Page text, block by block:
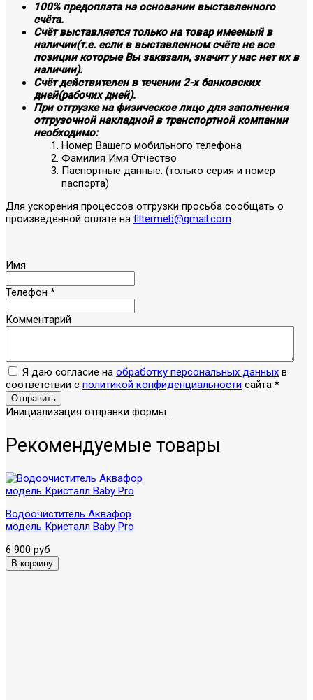
100% предоплата на основании выставленного
счёта.
Счёт выставляется только на товар имеемый в
наличии(т.е. если в выставленном счёте не все
позиции которые Вы заказали, значит у нас нет их в
наличии).
Счёт действителен в течении 2-х банковских
дней(рабочих дней).
При отгрузке на физическое лицо для заполнения
отгрузочной накладной в транспортной компании
необходимо:
Номер Вашего мобильного телефона
Фамилия Имя Отчество
Паспортные данные: (только серия и номер
паспорта)
Для ускорения процессов отгрузки просьба сообщать о
произведённой оплате на filtermeb@gmail.com
Имя
Телефон *
Комментарий
Я даю согласие на обработку персональных данных в
соответствии с политикой конфиденциальности сайта *
Отправить
Инициализация отправки формы...
Рекомендуемые товары
Водоочиститель Аквафор
модель Кристалл Baby Pro
6 900 руб